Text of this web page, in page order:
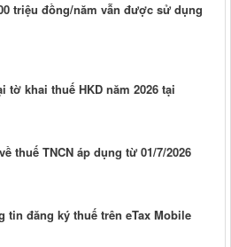
triệu đồng/năm vẫn được sử dụng
khai thuế HKD năm 2026 tại
thuế TNCN áp dụng từ 01/7/2026
tin đăng ký thuế trên eTax Mobile